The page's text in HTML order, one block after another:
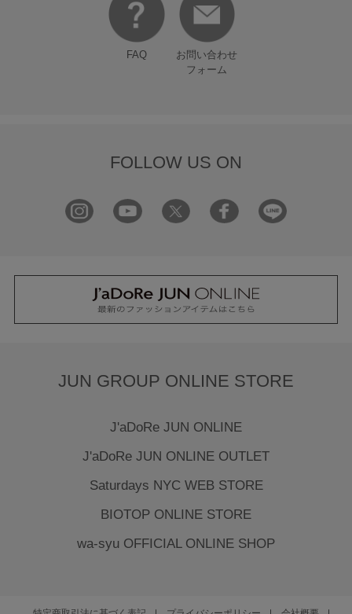
FAQ
お問い合わせ
フォーム
FOLLOW US ON
JUN GROUP ONLINE STORE
J'aDoRe JUN ONLINE
J'aDoRe JUN ONLINE OUTLET
Saturdays NYC WEB STORE
BIOTOP ONLINE STORE
wa-syu OFFICIAL ONLINE SHOP